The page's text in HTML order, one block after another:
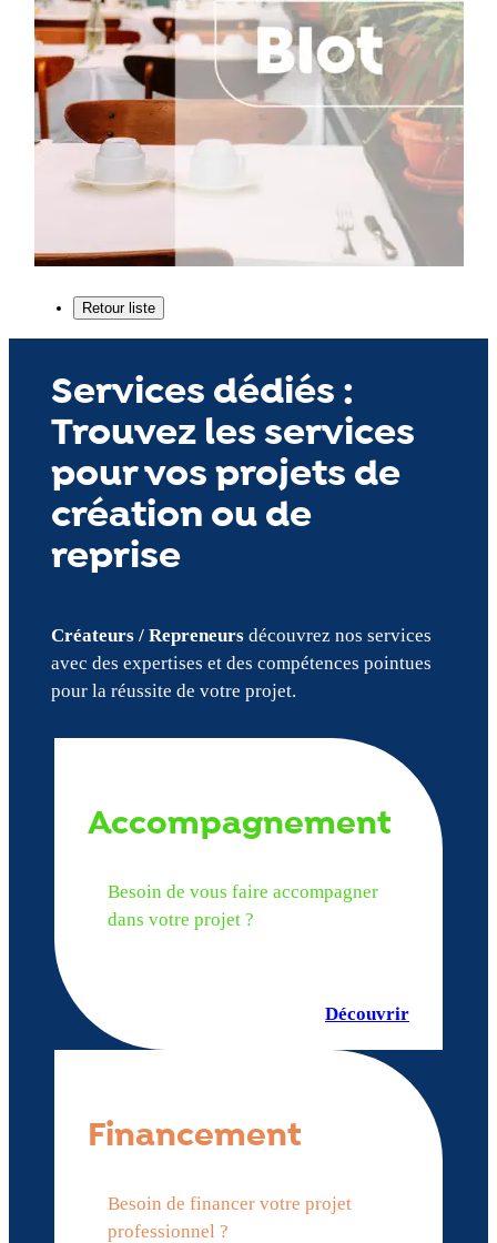
Services dédiés :
Trouvez les services
pour vos projets de
création ou de
reprise
Créateurs / Repreneursdécouvrez nos services
avec des expertises et des compétences pointues
pour la réussite de votre projet.
Accompagnement
Besoin de vous faire accompagner
dans votre projet ?
Découvrir
Financement
Besoin de financer votre projet
professionnel ?